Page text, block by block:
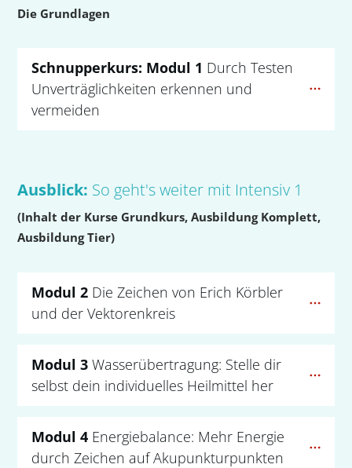
Die Grundlagen
Schnupperkurs: Modul 1 Durch Testen
Unverträglichkeiten erkennen und
vermeiden
Ausblick: So geht's weiter mit Intensiv 1
(Inhalt der Kurse Grundkurs, Ausbildung Komplett,
Ausbildung Tier)
Modul 2 Die Zeichen von Erich Körbler
und der Vektorenkreis
Modul 3 Wasserübertragung: Stelle dir
selbst dein individuelles Heilmittel her
Modul 4 Energiebalance: Mehr Energie
durch Zeichen auf Akupunkturpunkten